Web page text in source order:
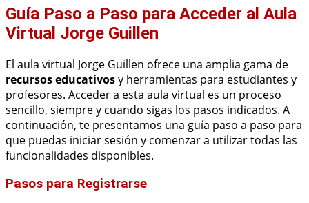
Guía Paso a Paso para Acceder al Aula
Virtual Jorge Guillen
El aula virtual Jorge Guillen ofrece una amplia gama de
recursos educativosy herramientas para estudiantes y
profesores. Acceder a esta aula virtual es un proceso
sencillo, siempre y cuando sigas los pasos indicados. A
continuación, te presentamos una guía paso a paso para
que puedas iniciar sesión y comenzar a utilizar todas las
funcionalidades disponibles.
Pasos para Registrarse